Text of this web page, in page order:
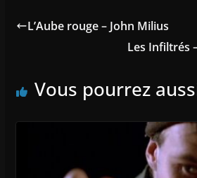
L’Aube rouge – John Milius
Les Infiltrés
Vous pourrez